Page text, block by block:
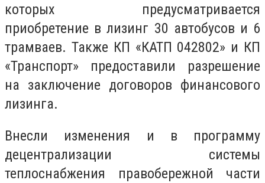
которых предусматривается
приобретение в лизинг 30 автобусов и 6
трамваев. Также КП «КАТП 042802» и КП
«Транспорт» предоставили разрешение
на заключение договоров финансового
лизинга.
Внесли изменения и в программу
децентрализации системы
теплоснабжения правобережной части